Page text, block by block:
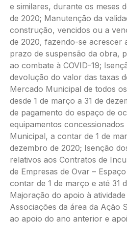
e similares, durante os meses
de 2020; Manutenção da
construção, vencidos ou a
de 2020, fazendo-se acrescer
prazo de suspensão da obra,
ao combate à COVID-19;
devolução do valor das taxas
Mercado Municipal de todos
desde 1 de março a 31 de
de pagamento do espaço de
equipamentos concessionados
Municipal, a contar de 1 de
dezembro de 2020; Isenção
relativos aos Contratos de
de Empresas de Ovar –
contar de 1 de março e até 31
Majoração do apoio à
Associações da área da Ação
ao apoio do ano anterior e